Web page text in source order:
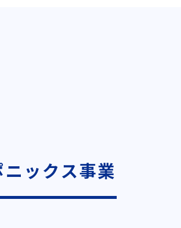
ックス事業